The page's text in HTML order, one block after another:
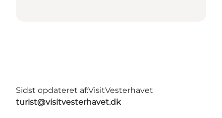
Sidst opdateret af:VisitVesterhavet
turist@visitvesterhavet.dk